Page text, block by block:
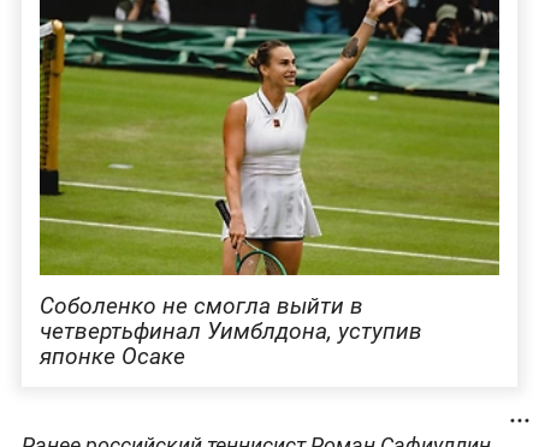
Соболенко не смогла выйти в
четвертьфинал Уимблдона, уступив
японке Осаке